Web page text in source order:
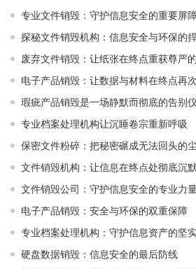
专业文件销毁：守护信息安全的重要屏
探秘文件销毁机构：信息安全与环保的
废弃文件销毁：让纸张在终点重获尊严
电子产品销毁：让数据与材料在终点再
瑕疵产品销毁是一场静默而彻底的告别
专业档案处理机构让沉睡卷宗重新呼吸
保密文件粉碎：把秘密碾成无法回头的
文件销毁机构：让信息在终点处彻底沉默
文件销毁公司：守护信息安全的专业力
电子产品销毁：安全与环保的双重保障
专业档案处理机构：守护信息资产的坚
硬盘数据销毁：信息安全的最后防线